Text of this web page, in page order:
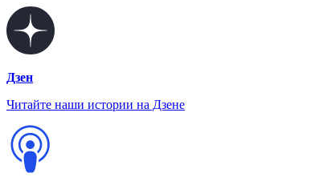
Дзен
Читайте наши истории на Дзене